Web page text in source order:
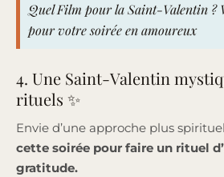
Quel Film pour la Saint-Valentin ?
pour votre soirée en amoureux
4. Une Saint-Valentin
rituels ✨
Envie d’une approche plus
cette soirée pour faire un rituel
gratitude.